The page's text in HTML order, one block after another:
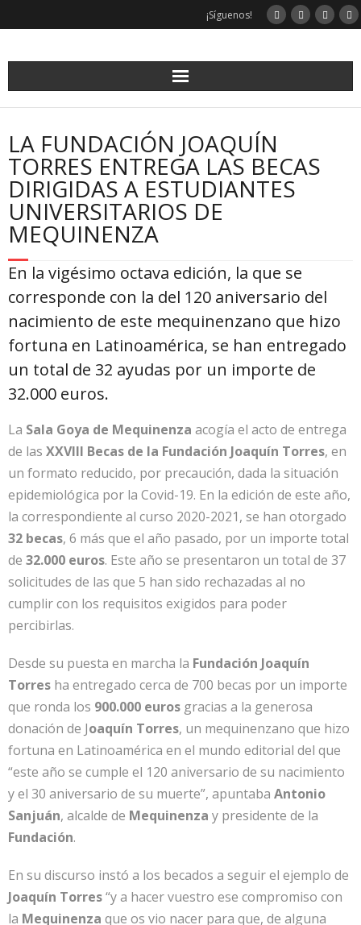
¡Síguenos!
LA FUNDACIÓN JOAQUÍN
TORRES ENTREGA LAS BECAS
DIRIGIDAS A ESTUDIANTES
UNIVERSITARIOS DE
MEQUINENZA
En la vigésimo octava edición, la que se
corresponde con la del 120 aniversario del
nacimiento de este mequinenzano que hizo
fortuna en Latinoamérica, se han entregado
un total de 32 ayudas por un importe de
32.000 euros.
La Sala Goya de Mequinenza acogía el acto de entrega
de las XXVIII Becas de la Fundación Joaquín Torres, en
un formato reducido, por precaución, dada la situación
epidemiológica por la Covid-19. En la edición de este año,
la correspondiente al curso 2020-2021, se han otorgado
32 becas, 6 más que el año pasado, por un importe total
de 32.000 euros. Este año se presentaron un total de 37
solicitudes de las que 5 han sido rechazadas al no
cumplir con los requisitos exigidos para poder
percibirlas.
Desde su puesta en marcha la Fundación Joaquín
Torres ha entregado cerca de 700 becas por un importe
que ronda los 900.000 euros gracias a la generosa
donación de Joaquín Torres, un mequinenzano que hizo
fortuna en Latinoamérica en el mundo editorial del que
“este año se cumple el 120 aniversario de su nacimiento
y el 30 aniversario de su muerte”, apuntaba Antonio
Sanjuán, alcalde de Mequinenza y presidente de la
Fundación.
En su discurso instó a los becados a seguir el ejemplo de
Joaquín Torres“y a hacer vuestro ese compromiso con
la Mequinenza que os vio nacer para que, de alguna